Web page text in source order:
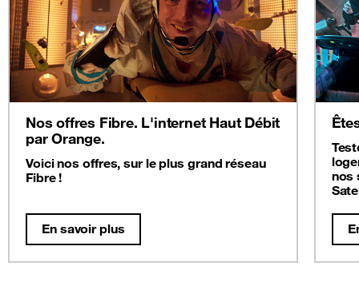
Nos offres Fibre. L'internet Haut Débit
par Orange.
Voici nos offres, sur le plus grand réseau
Fibre !
En savoir plus
nos